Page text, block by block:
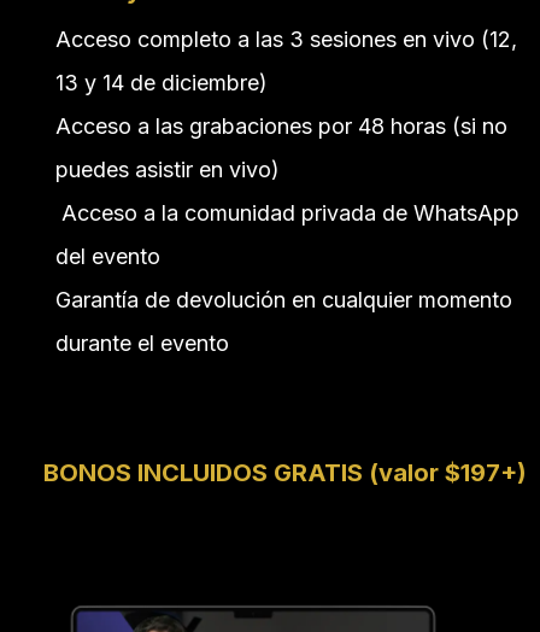
Acceso completo a las 3 sesiones en vivo (12,
13 y 14 de diciembre)
Acceso a las grabaciones por 48 horas (si no
puedes asistir en vivo)
Acceso a la comunidad privada de WhatsApp
del evento
Garantía de devolución en cualquier momento
durante el evento
BONOS INCLUIDOS GRATIS (valor $197+)